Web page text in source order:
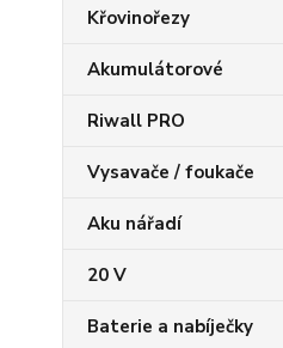
Křovinořezy
Akumulátorové
Riwall PRO
Vysavače / foukače
Aku nářadí
20 V
Baterie a nabíječky